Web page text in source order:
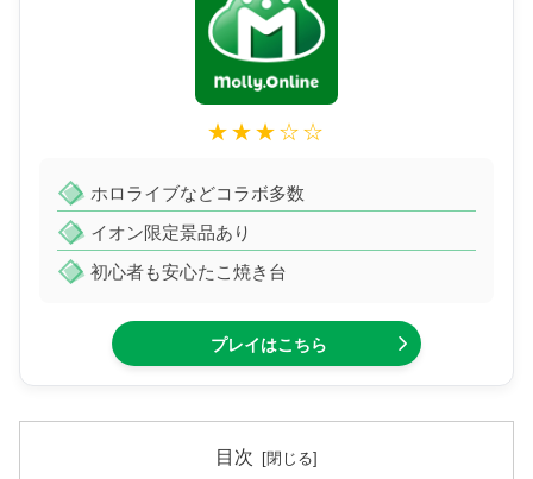
★★★☆☆
ホロライブなどコラボ多数
イオン限定景品あり
初心者も安心たこ焼き台
プレイはこちら
目次